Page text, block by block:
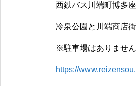
西鉄バス川端町博多
冷泉公園と川端商店
※駐車場はありません
https://